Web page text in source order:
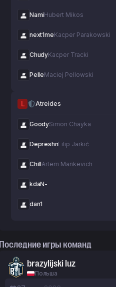
NamiHubert Mikos
next1meKacper Parakowski
ChudyKacper Tracki
PelleMaciej Pellowski
L Atreides
GoodySimon Chayka
DepreshnFilip Jarkić
ChillArtem Mankevich
kdaN-
dan1
Последние игры команд
brazylijski luz
Польша